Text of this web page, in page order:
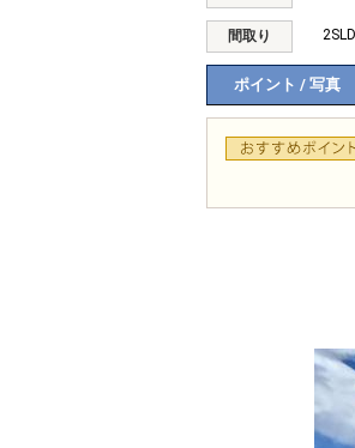
間取り
ポイント / 写真